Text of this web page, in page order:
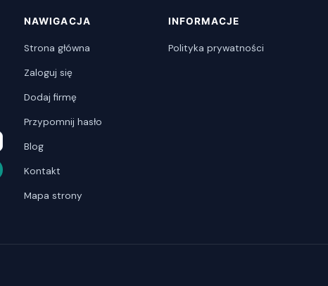
NAWIGACJA
Strona główna
Zaloguj się
Dodaj firmę
Przypomnij hasło
Blog
Kontakt
Mapa strony
INFORMACJE
Polityka prywatności